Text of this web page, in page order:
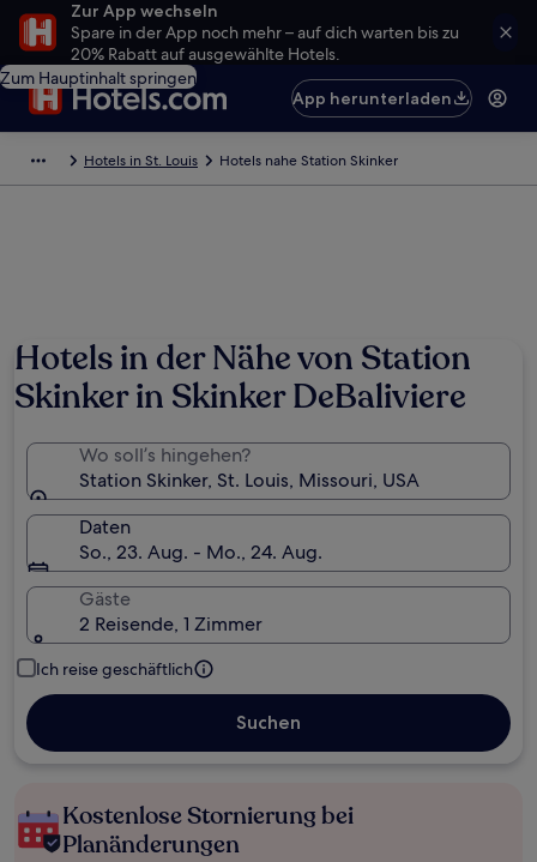
Zur App wechseln
Spare in der App noch mehr – auf dich warten bis zu
20% Rabatt auf ausgewählte Hotels.
Zum Hauptinhalt springen
App herunterladen
Hotels in St. Louis Hotels nahe Station Skinker
Hotels in der Nähe von Station
Skinker in Skinker DeBaliviere
Wo soll’s hingehen?
Station Skinker, St. Louis, Missouri, USA
Daten
So., 23. Aug. - Mo., 24. Aug.
Gäste
2 Reisende, 1 Zimmer
Ich reise geschäftlich
Suchen
Kostenlose Stornierung bei
Planänderungen